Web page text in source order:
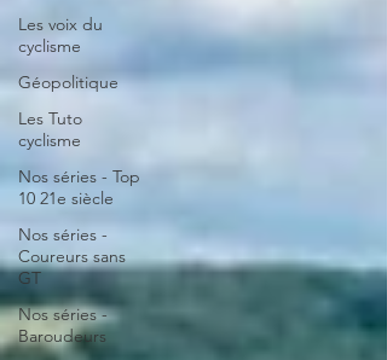
Les voix du
cyclisme
Géopolitique
Les Tuto
cyclisme
Nos séries - Top
10 21e siècle
Nos séries -
Coureurs sans
GT
Nos séries -
Baroudeurs